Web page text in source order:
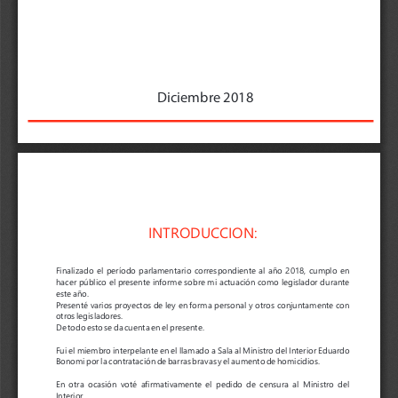
           Diciembr
e 2018
INTRODUCCION:
En otra ocasión voté afirmativamente el pedido de censura al Ministro del
De todo esto se da cuenta en el presente.
Finalizado el período parlamentario correspondiente al año 2018, cumplo en
hacer público el presente informe sobre mi actuación como legislador durante
este año.
Fui el miembro interpelante en el llamado a Sala al Ministro del Interior Eduardo
Bonomi por la contratación de barras bravas y el aumento de homicidios.
Presenté varios proyectos de ley en forma personal y otros conjuntamente con
otros legisladores.